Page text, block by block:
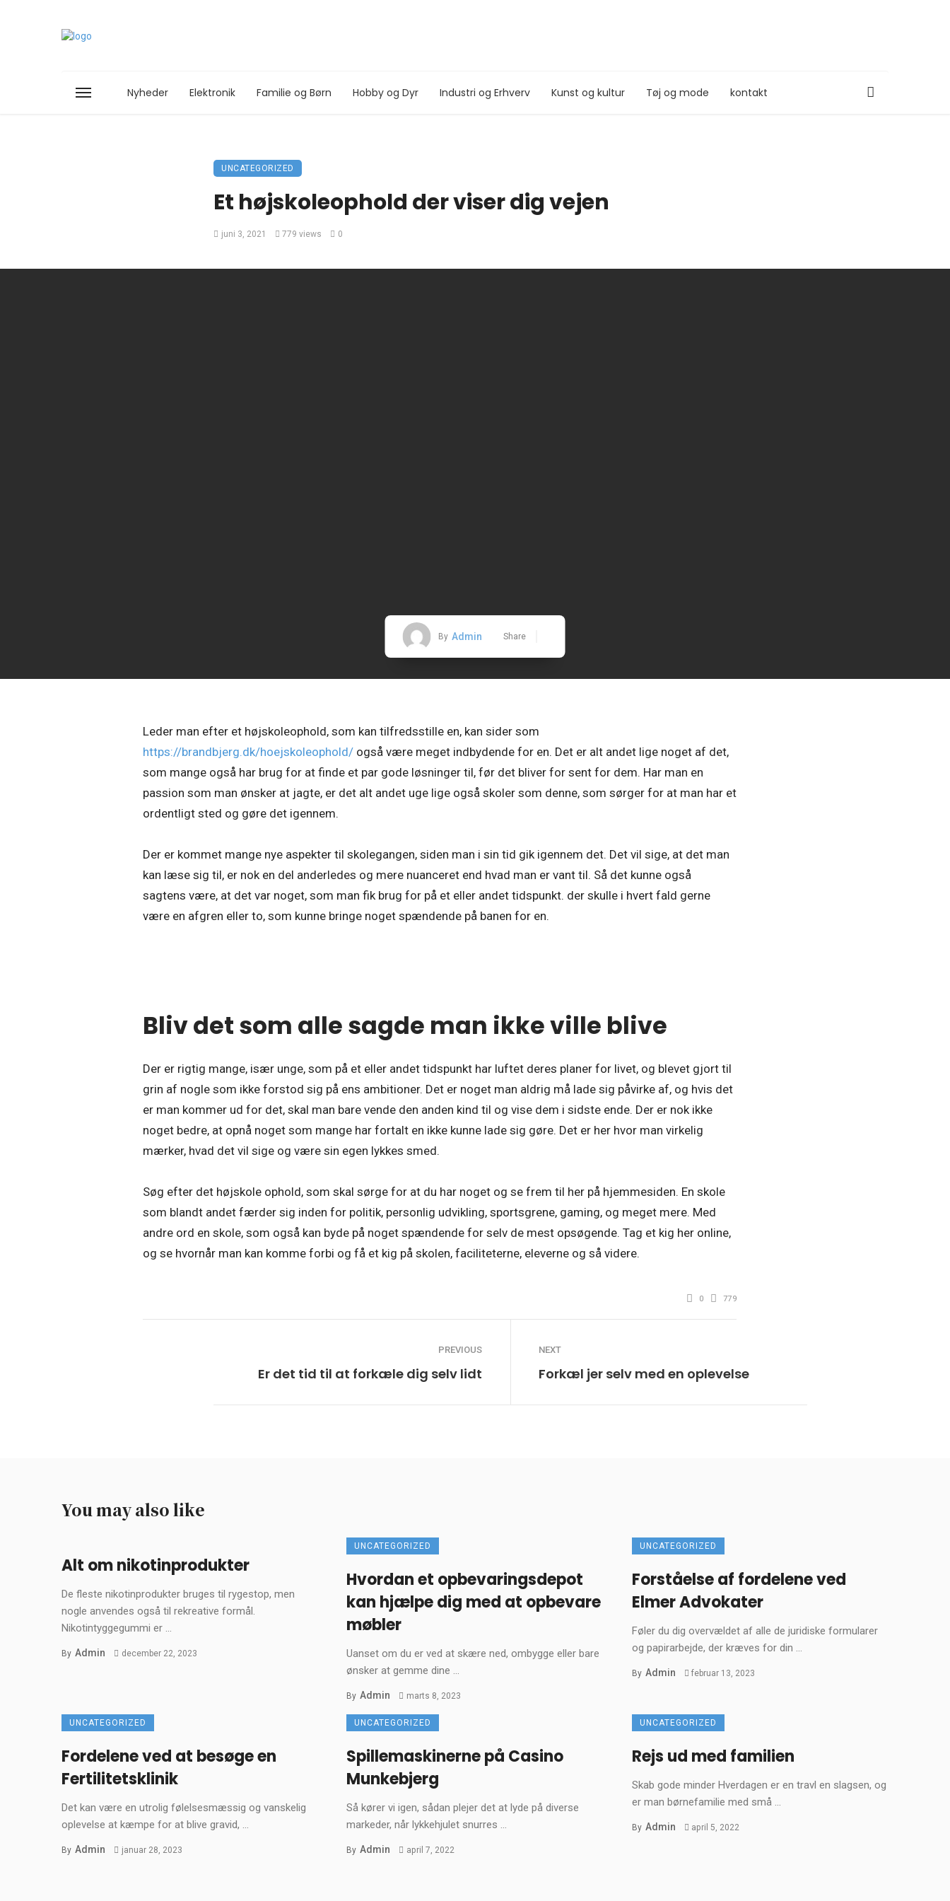
Nyheder Elektronik Familie og Børn Hobby og Dyr Industri og Erhverv Kunst og kultur Tøj og mode kontakt
UNCATEGORIZED
Et højskoleophold der viser dig vejen
juni 3, 2021 779 views 0
By Admin Share
Leder man efter et højskoleophold, som kan tilfredsstille en, kan sider som
https://brandbjerg.dk/hoejskoleophold/ også være meget indbydende for en. Det er alt andet lige noget af det,
som mange også har brug for at finde et par gode løsninger til, før det bliver for sent for dem. Har man en
passion som man ønsker at jagte, er det alt andet uge lige også skoler som denne, som sørger for at man har et
ordentligt sted og gøre det igennem.
Der er kommet mange nye aspekter til skolegangen, siden man i sin tid gik igennem det. Det vil sige, at det man
kan læse sig til, er nok en del anderledes og mere nuanceret end hvad man er vant til. Så det kunne også
sagtens være, at det var noget, som man fik brug for på et eller andet tidspunkt. der skulle i hvert fald gerne
være en afgren eller to, som kunne bringe noget spændende på banen for en.
Bliv det som alle sagde man ikke ville blive
Der er rigtig mange, især unge, som på et eller andet tidspunkt har luftet deres planer for livet, og blevet gjort til
grin af nogle som ikke forstod sig på ens ambitioner. Det er noget man aldrig må lade sig påvirke af, og hvis det
er man kommer ud for det, skal man bare vende den anden kind til og vise dem i sidste ende. Der er nok ikke
noget bedre, at opnå noget som mange har fortalt en ikke kunne lade sig gøre. Det er her hvor man virkelig
mærker, hvad det vil sige og være sin egen lykkes smed.
Søg efter det højskole ophold, som skal sørge for at du har noget og se frem til her på hjemmesiden. En skole
som blandt andet færder sig inden for politik, personlig udvikling, sportsgrene, gaming, og meget mere. Med
andre ord en skole, som også kan byde på noget spændende for selv de mest opsøgende. Tag et kig her online,
og se hvornår man kan komme forbi og få et kig på skolen, faciliteterne, eleverne og så videre.
0 779
PREVIOUS
Er det tid til at forkæle dig selv lidt
NEXT
Forkæl jer selv med en oplevelse
You may also like
Alt om nikotinprodukter
De fleste nikotinprodukter bruges til rygestop, men
nogle anvendes også til rekreative formål.
Nikotintyggegummi er ...
By Admin december 22, 2023
UNCATEGORIZED
Hvordan et opbevaringsdepot
kan hjælpe dig med at opbevare
møbler
Uanset om du er ved at skære ned, ombygge eller bare
ønsker at gemme dine ...
By Admin marts 8, 2023
UNCATEGORIZED
Forståelse af fordelene ved
Elmer Advokater
Føler du dig overvældet af alle de juridiske formularer
og papirarbejde, der kræves for din ...
By Admin februar 13, 2023
UNCATEGORIZED
Fordelene ved at besøge en
Fertilitetsklinik
Det kan være en utrolig følelsesmæssig og vanskelig
oplevelse at kæmpe for at blive gravid, ...
By Admin januar 28, 2023
UNCATEGORIZED
Spillemaskinerne på Casino
Munkebjerg
Så kører vi igen, sådan plejer det at lyde på diverse
markeder, når lykkehjulet snurres ...
By Admin april 7, 2022
UNCATEGORIZED
Rejs ud med familien
Skab gode minder Hverdagen er en travl en slagsen, og
er man børnefamilie med små ...
By Admin april 5, 2022